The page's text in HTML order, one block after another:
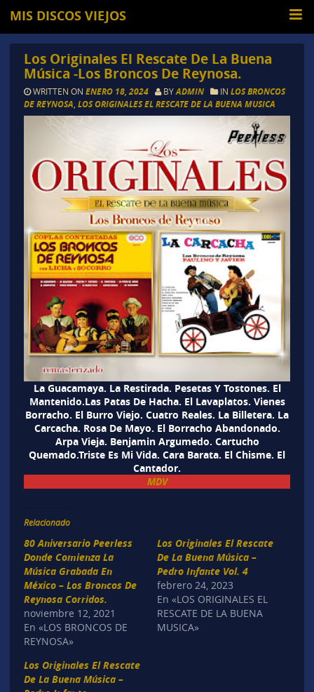
MIS DISCOS VIEJOS
Los Originales El Rescate De La Buena
Música -Los Broncos De Reynosa.
WRITTEN ON ENERO 18, 2024 BYADMIN IN LOS BRONCOS
DE REYNOSA LOS ORIGINALES EL RESCATE DE LA BUENA MUSICA
La Guacamaya. La Restirada. Pesetas Y Tostones. El
Mantenido.Las Patas De Hacha. El Lavaplatos. Vienes
Borracho. El Burro Viejo. Cuatro Reales. La Billetera. La
Carcacha. Rosa De Mayo. El Borracho Abandonado.
Arpa Vieja. Benjamin Argumedo. Cartucho
Quemado.Triste Es Mi Vida. Cara Barata. El Chisme. El
Cantador.
MDV
Relacionado
80 Aniversario Peerless
Donde Comienza La
Música Grabada En
México – Los Broncos De
Reynosa Corridos.
noviembre 12, 2021
En «LOS BRONCOS DE
REYNOSA»
Los Originales El Rescate
De La Buena Música –
Pedro Infante Vol. 4
febrero 24, 2023
En «LOS ORIGINALES EL
RESCATE DE LA BUENA
MUSICA»
Los Originales El Rescate
De La Buena Música –